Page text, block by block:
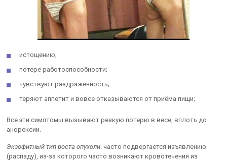
истощению;
потере работоспособности;
чувствуют раздражённость;
теряют аппетит и вовсе отказываются от приёма пищи;
Все эти симптомы вызывают резкую потерю в весе, вплоть до
анорексии.
Экзофитный тип роста опухоли . часто подвергается изъявлению
(распаду), из-за которого часто возникают кровотечения из